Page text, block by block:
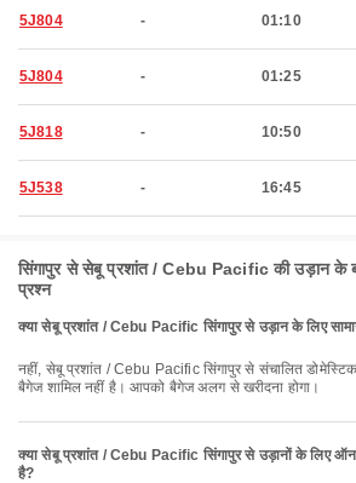
5J804 - 01:10
5J804 - 01:25
5J818 - 10:50
5J538 - 16:45
सिंगापुर से सेबू प्रशांत / Cebu Pacific की उड़ान के
प्रश्न
क्या सेबू प्रशांत / Cebu Pacific सिंगापुर से उड़ान के लिए
नहीं, सेबू प्रशांत / Cebu Pacific सिंगापुर से संचालित डोमेस्टिक & अंतर्राष्ट्रीय उड़ानों में मुफ्त
बैगेज शामिल नहीं है। आपको बैगेज अलग से खरीदना होगा।
क्या सेबू प्रशांत / Cebu Pacific सिंगापुर से उड़ानों के लिए
है?